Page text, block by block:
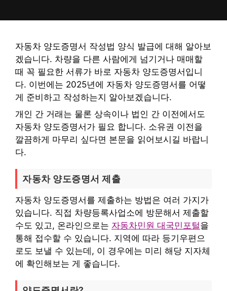
텐
자동차 양도증명서 작성법 양식 발급에 대해 알아보
겠습니다. 차량을 다른 사람에게 넘기거나 매매할
때 꼭 필요한 서류가 바로 자동차 양도증명서입니
다. 이번에는 2025년에 자동차 양도증명서를 어떻
게 준비하고 작성하는지 알아보겠습니다.
개인 간 거래는 물론 상속이나 법인 간 이전에서도
자동차 양도증명서가 필요 합니다. 소유권 이전을
깔끔하게 마무리 싶다면 본문을 읽어보시길 바랍니
다.
자동차 양도증명서 제출
자동차 양도증명서를 제출하는 방법은 여러 가지가
있습니다. 직접 차량등록사업소에 방문해서 제출할
수도 있고, 온라인으로는 자동차민원 대국민포털을
통해 접수할 수 있습니다. 지역에 따라 등기우편으
로도 보낼 수 있는데, 이 경우에는 미리 해당 지자체
에 확인해보는 게 좋습니다.